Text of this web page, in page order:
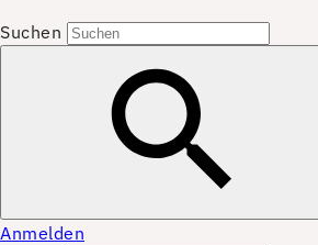
Suchen
Anmelden